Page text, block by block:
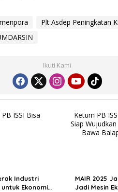
Plt Asdep Peningkatan
Ikuti Kami
ISSI Bisa
Ketum PB
Siap
Bawa
Industri
Ekonomi
MAIR 2025
Jadi Mesin